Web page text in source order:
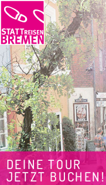
DEINE TOUR
JETZT BUCHEN!